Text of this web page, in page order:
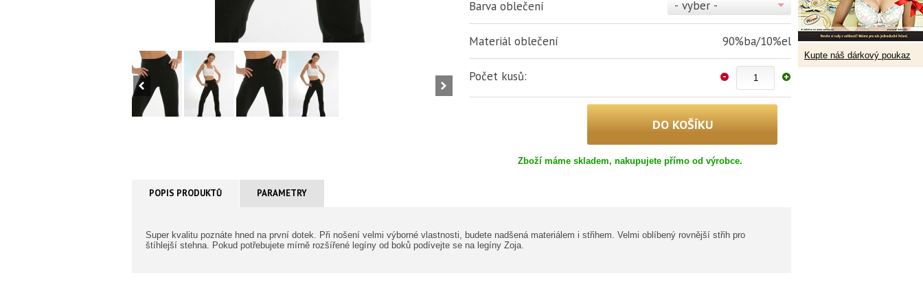
Kupte náš dárkový poukaz
Barva oblečení - vyber -
Materiál oblečení 90%ba/10%el
Počet kusů:
Zboží máme skladem, nakupujete přímo od výrobce.
POPIS PRODUKTŮ PARAMETRY
Super kvalitu poznáte hned na první dotek. Při nošení velmi výborné vlastnosti, budete nadšená materiálem i střihem. Velmi oblíbený rovnější střih pro
štíhlejší stehna. Pokud potřebujete mírně rozšířené legíny od boků podívejte se na legíny Zoja.